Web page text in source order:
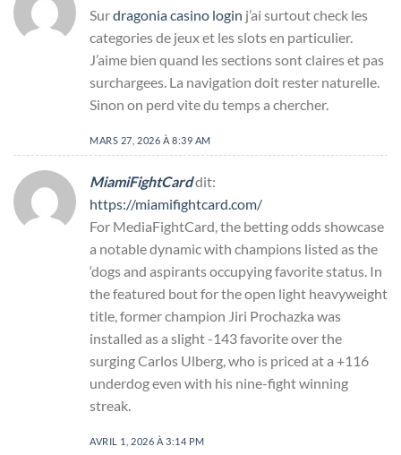
Surdragonia casino login j’ai surtout check les
categories de jeux et les slots en particulier.
J’aime bien quand les sections sont claires et pas
surchargees. La navigation doit rester naturelle.
Sinon on perd vite du temps a chercher.
MARS 27, 2026 À 8:39 AM
MiamiFightCarddit:
https://miamifightcard.com/
For MediaFightCard, the betting odds showcase
a notable dynamic with champions listed as the
‘dogs and aspirants occupying favorite status. In
the featured bout for the open light heavyweight
title, former champion Jiri Prochazka was
installed as a slight -143 favorite over the
surging Carlos Ulberg, who is priced at a +116
underdog even with his nine-fight winning
streak.
AVRIL 1, 2026 À 3:14 PM